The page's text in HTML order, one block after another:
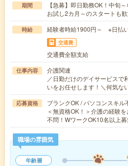
期間
【急募】即日勤務OK！中
お試し2カ月～のスタートも歓
時給 経験者時給1900円～ ※日払
交通費
交通費全額支給
仕事内容
介護関連
／日勤だけのデイサービスで
いをお任せします！＼何気
応募資格
ブランクOK / パソコンスキル
＜無資格OK！＞介護の経験
不問！WワークOK10名以上
職場の雰囲気
年齢層